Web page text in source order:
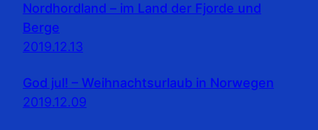
Nordhordland – im Land der Fjorde und
Berge
2019.12.13
God jul! – Weihnachtsurlaub in Norwegen
2019.12.09